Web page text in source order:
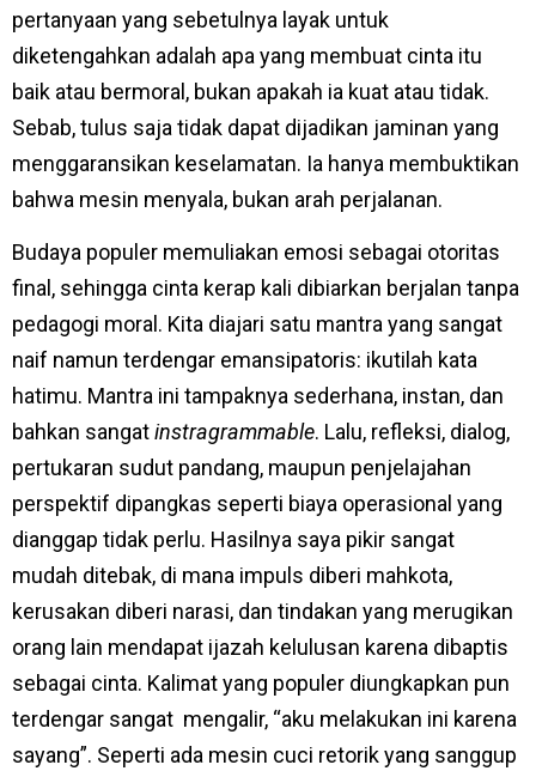
pertanyaan yang sebetulnya layak untuk
diketengahkan adalah apa yang membuat cinta itu
baik atau bermoral, bukan apakah ia kuat atau tidak.
Sebab, tulus saja tidak dapat dijadikan jaminan yang
menggaransikan keselamatan. Ia hanya membuktikan
bahwa mesin menyala, bukan arah perjalanan.
Budaya populer memuliakan emosi sebagai otoritas
final, sehingga cinta kerap kali dibiarkan berjalan tanpa
pedagogi moral. Kita diajari satu mantra yang sangat
naif namun terdengar emansipatoris: ikutilah kata
hatimu. Mantra ini tampaknya sederhana, instan, dan
bahkan sangatinstragrammable. Lalu, refleksi, dialog,
pertukaran sudut pandang, maupun penjelajahan
perspektif dipangkas seperti biaya operasional yang
dianggap tidak perlu. Hasilnya saya pikir sangat
mudah ditebak, di mana impuls diberi mahkota,
kerusakan diberi narasi, dan tindakan yang merugikan
orang lain mendapat ijazah kelulusan karena dibaptis
sebagai cinta. Kalimat yang populer diungkapkan pun
terdengar sangat mengalir, “aku melakukan ini karena
sayang”. Seperti ada mesin cuci retorik yang sanggup